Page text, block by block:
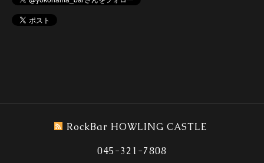
RockBar HOWLING CASTLE
045-321-7808